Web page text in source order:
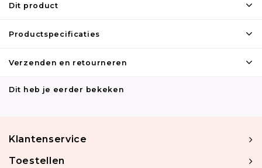
Dit product
Productspecificaties
Verzenden en retourneren
Dit heb je eerder bekeken
Klantenservice
Toestellen